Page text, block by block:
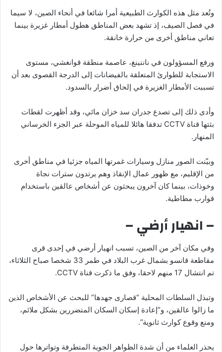
وتُعد مثل هذه الكوارث الطبيعية أمرا شائعا في أنحاء الصين، لا سيما
في فصل الصيف، إذ تشهد بعض المناطق هطول أمطار غزيرة بينما
تعاني مناطق أخرى من حرارة خانقة.
ورفع المسؤولون في ناننينغ، عاصمة منطقة قوانغشي، مستوى
الاستجابة للطوارئ المتعلقة بالفيضانات إلى الدرجة القصوى بعد أن
تسببت الأمطار الغزيرة في إلحاق أضرار بالسدود.
وأدى ذلك إلى تصدع جدران سد خزان مائي، وقد أظهرت لقطات
بثتها قناة CCTV تدفقا هائلا للمياه الموحلة عبر الجزء الخرساني
المنهار.
وبيّنت الصور منازل وسيارات غمرتها المياه جزئيا في مناطق أخرى
من الإقليم، مع ظهور عمال الإنقاذ وهم يرتدون سترات نجاة
وخوذات، بينما كان آخرون يبحثون عن أشخاص عالقين باستخدام
قوارب مطاطية.
– انهيار أرضي –
وفي مكان آخر من الصين، تسبب انهيار أرضي في إحدى قرى
مقاطعة قانسو بشمال غرب البلاد في طمر 33 شخصا صباح الثلاثاء،
تم انتشال 17 منهم لاحقا، وفق ما ذكرت قناة CCTV.
وتبذل السلطات المحلية “قصارى جهدها” للبحث عن الأشخاص الذين
ما زالوا عالقين، و”إعادة إسكان السكان المتضررين بشكل ملائم،
ومنع وقوع كوارث ثانوية”.
يحذر العلماء من أن شدة الظواهر الجوية المتطرفة وتواترها حول